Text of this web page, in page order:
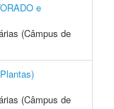
e
(Câmpus de
(Câmpus de